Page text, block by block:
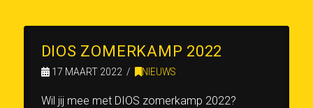
DIOS ZOMERKAMP 2022
17 MAART 2022 NIEUWS
Wil jij mee met DIOS zomerkamp 2022?